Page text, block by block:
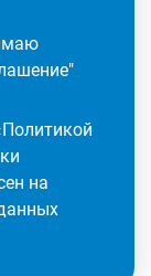
"
Политикой
на